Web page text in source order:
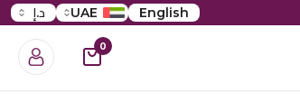
English
UAE د.إ
0